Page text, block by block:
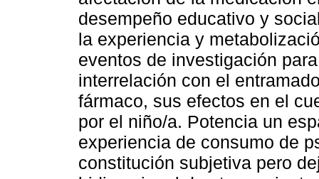
desempeño educativo y
la experiencia y
eventos de investigación
interrelación con el
fármaco, sus efectos en el
por el niño/a. Potencia un
experiencia de consumo de
constitución subjetiva pero